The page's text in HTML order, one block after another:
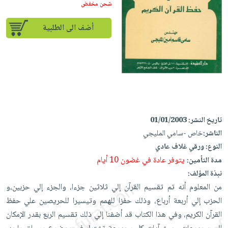
Ai
صندوق
بلا
أسئلة
يتكرر
طرحها
على
Android
تحميل
iKitab
على
Apple
أسئلة
masmu3
على
masmu3
على
Apple
المواضيع
وسائل
تعليمية
جوائز
تعليمية
الصحة
والعناية
الشخصية
أجهزة
العناية
الشخصية
العناية
وتصفيف
الشعر
العناية
بالجسم
المطبخ
والسفرة
جديد
الكل
أواني
الطهي
أدوات
متجر
الهدايا
أقسام
شحن مخفض
أضف الى الطلبية
تاريخ النشر:01/01/2003
الناشر:خاص -سامي المليجي
النوع:ورقي غلاف عادي
مدة التأمين:يتوفر عادة في غضون 10 أيام
نبذة المؤلف:
من المعلوم أنه تم تقسيم القرآن إلي ثلاثين جزءا، والجزء إلي حزبين،و
الحزب إلي أربعة أرباع، وذلك حفزا للهمم وتيسيرا للحريصين علي حفظ
القرآن الكريم، وفي هذا الكتاب قد أضفنا إلي ذلك تقسيم الربع بقدر الإمكان